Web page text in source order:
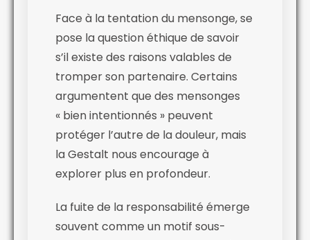
Face à la tentation du mensonge, se
pose la question éthique de savoir
s’il existe des raisons valables de
tromper son partenaire. Certains
argumentent que des mensonges
« bien intentionnés » peuvent
protéger l’autre de la douleur, mais
la Gestalt nous encourage à
explorer plus en profondeur.
La fuite de la responsabilité émerge
souvent comme un motif sous-